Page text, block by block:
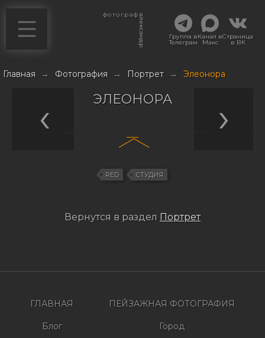
фотографалександр Группа в
Телеграм
Канал в
Макс
Страница
в ВК
Главная → Фотография → Портрет → Элеонора
ЭЛЕОНОРА
RED СТУДИЯ
Вернутся в раздел Портрет
ГЛАВНАЯ
Блог
ПЕЙЗАЖНАЯ ФОТОГРАФИЯ
Город